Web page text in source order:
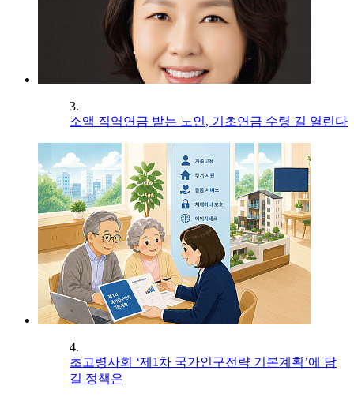
3.
소액 직역연금 받는 노인, 기초연금 수령 길 열린다
4.
초고령사회 ‘제1차 국가인구전략 기본계획’에 담
길 정책은